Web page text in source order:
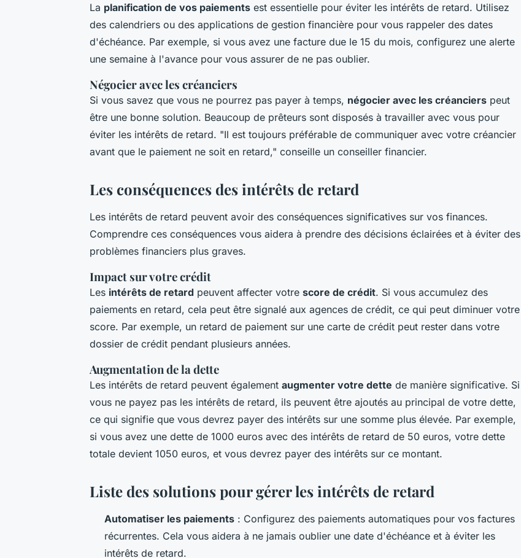
La planification de vos paiements est essentielle pour éviter les intérêts de retard. Utilisez
des calendriers ou des applications de gestion financière pour vous rappeler des dates
d'échéance. Par exemple, si vous avez une facture due le 15 du mois, configurez une alerte
une semaine à l'avance pour vous assurer de ne pas oublier.
Négocier avec les créanciers
Si vous savez que vous ne pourrez pas payer à temps, négocier avec les créanciers peut
être une bonne solution. Beaucoup de prêteurs sont disposés à travailler avec vous pour
éviter les intérêts de retard. "Il est toujours préférable de communiquer avec votre créancier
avant que le paiement ne soit en retard," conseille un conseiller financier.
Les conséquences des intérêts de retard
Les intérêts de retard peuvent avoir des conséquences significatives sur vos finances.
Comprendre ces conséquences vous aidera à prendre des décisions éclairées et à éviter des
problèmes financiers plus graves.
Impact sur votre crédit
Les intérêts de retard peuvent affecter votre score de crédit. Si vous accumulez des
paiements en retard, cela peut être signalé aux agences de crédit, ce qui peut diminuer votre
score. Par exemple, un retard de paiement sur une carte de crédit peut rester dans votre
dossier de crédit pendant plusieurs années.
Augmentation de la dette
Les intérêts de retard peuvent également augmenter votre dette de manière significative. Si
vous ne payez pas les intérêts de retard, ils peuvent être ajoutés au principal de votre dette,
ce qui signifie que vous devrez payer des intérêts sur une somme plus élevée. Par exemple,
si vous avez une dette de 1000 euros avec des intérêts de retard de 50 euros, votre dette
totale devient 1050 euros, et vous devrez payer des intérêts sur ce montant.
Liste des solutions pour gérer les intérêts de retard
Automatiser les paiements : Configurez des paiements automatiques pour vos factures
récurrentes. Cela vous aidera à ne jamais oublier une date d'échéance et à éviter les
intérêts de retard.